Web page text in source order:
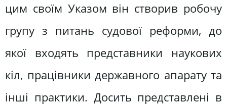
цим своїм Указом він створив робочу
групу з питань судової реформи, до
якої входять представники наукових
кіл, працівники державного апарату та
інші практики. Досить представлені в